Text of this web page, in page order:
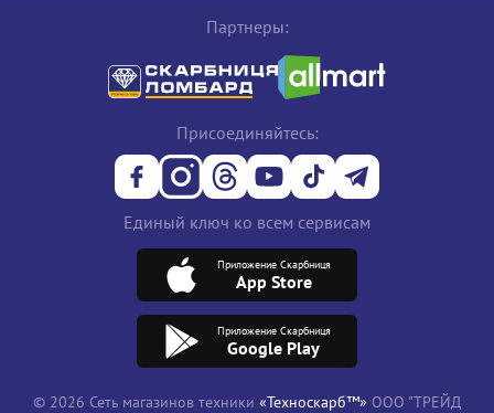
Партнеры:
Присоединяйтесь:
Единый ключ ко всем сервисам
Приложение Скарбниця
App Store
Приложение Скарбниця
Google Play
© 2026 Сеть магазинов техники «Техноскарб™» ООО "ТРЕЙД